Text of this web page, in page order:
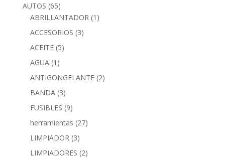
AUTOS (65)
ABRILLANTADOR (1)
ACCESORIOS (3)
ACEITE (5)
AGUA (1)
ANTIGONGELANTE (2)
BANDA (3)
FUSIBLES (9)
herramientas (27)
LIMPIADOR (3)
LIMPIADORES (2)